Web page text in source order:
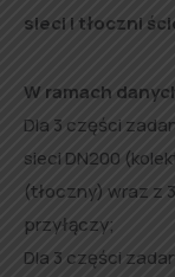
sieci i tłoczni
W ramach
Dla 3 części
sieci DN200
(tłoczny) wraz z
przyłączy;
Dla 3 części